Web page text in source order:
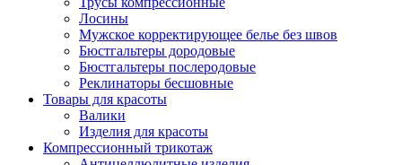
Лосины
Мужское корректирующее белье без швов
Бюстгальтеры дородовые
Бюстгальтеры послеродовые
Реклинаторы бесшовные
Товары для красоты
Валики
Изделия для красоты
Компрессионный трикотаж